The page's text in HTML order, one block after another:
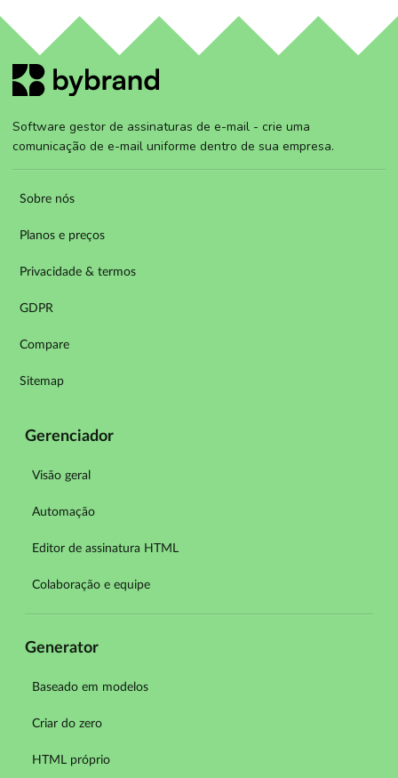
Software gestor de assinaturas de e-mail - crie uma
comunicação de e-mail uniforme dentro de sua empresa.
Sobre nós
Planos e preços
Privacidade & termos
GDPR
Compare
Sitemap
Gerenciador
Visão geral
Automação
Editor de assinatura HTML
Colaboração e equipe
Generator
Baseado em modelos
Criar do zero
HTML próprio